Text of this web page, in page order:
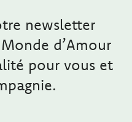
newsletter
d’Amour
pour vous et